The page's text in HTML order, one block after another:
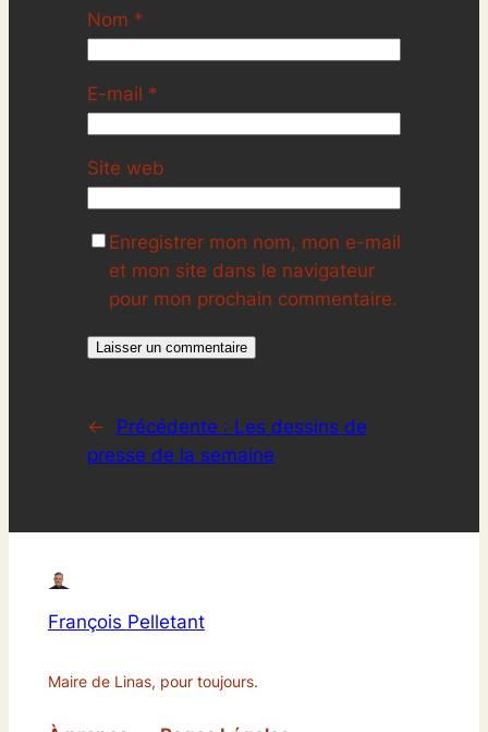
Nom *
E-mail *
Site web
Enregistrer mon nom, mon e-mail
et mon site dans le navigateur
pour mon prochain commentaire.
← Précédente : Les dessins de
presse de la semaine
François Pelletant
Maire de Linas, pour toujours.